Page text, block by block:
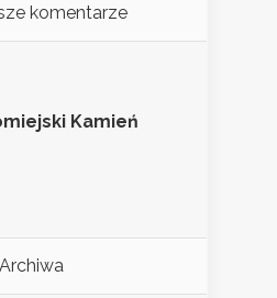
komentarze
Kamień
Archiwa